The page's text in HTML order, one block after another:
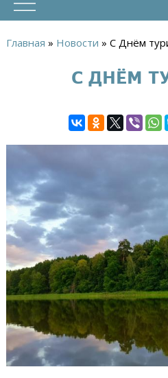
Главная » Новости » С Днём
С ДНЁМ